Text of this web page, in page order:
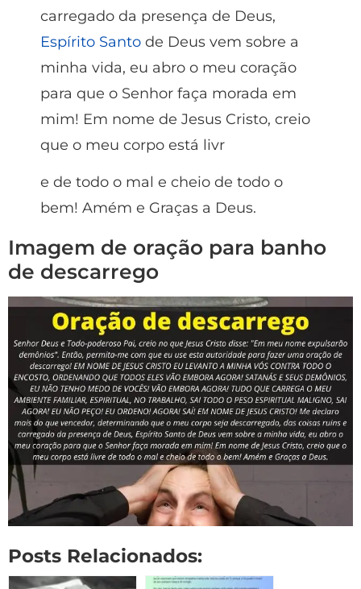
carregado da presença de Deus,
Espírito Santo de Deus vem sobre a
minha vida, eu abro o meu coração
para que o Senhor faça morada em
mim! Em nome de Jesus Cristo, creio
que o meu corpo está livr
e de todo o mal e cheio de todo o
bem! Amém e Graças a Deus.
Imagem de oração para banho
de descarrego
Posts Relacionados: